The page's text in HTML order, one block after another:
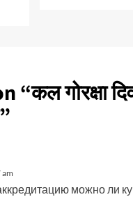
“कल गोरक्षा
”
можно ли